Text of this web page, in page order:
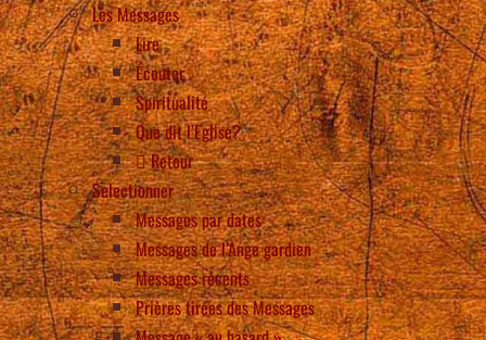
Les Messages
Lire
Écouter
Spiritualité
Que dit l’Eglise?
Retour
Selectionner
Messages par dates
Messages de l’Ange gardien
Messages récents
Prières tirées des Messages